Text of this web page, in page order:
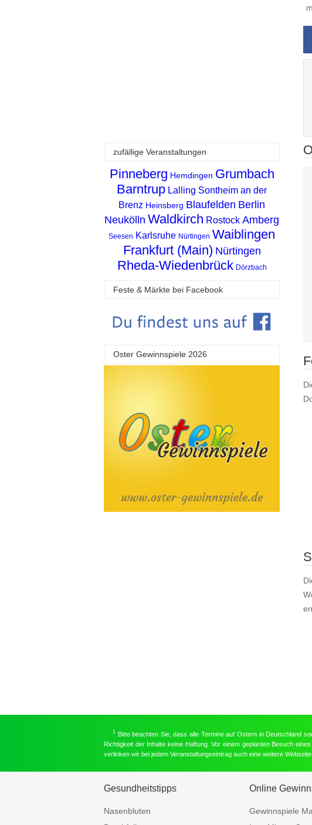
zufällige Veranstaltungen
Pinneberg Hemdingen Grumbach
Barntrup Lalling Sontheim an der
Brenz Heinsberg Blaufelden Berlin
Neukölln Waldkirch Rostock Amberg
Seesen Karlsruhe Nürtingen Waiblingen
Frankfurt (Main) Nürtingen
Rheda-Wiedenbrück Dörzbach
Feste & Märkte bei Facebook
Oster Gewinnspiele 2026
1 Bitte beachten Sie, dass alle Termine auf Ostern in Deutschland
Richtigkeit der Inhalte keine Haftung. Vor einem geplanten Besuch
verlinken wir bei jedem Veranstaltungseintrag auch eine weitere
Gesundheitstipps
Nasenbluten
Online
Gewinnspiele